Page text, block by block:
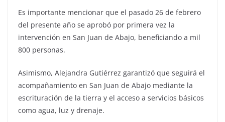
Es importante mencionar que el pasado 26 de febrero
del presente año se aprobó por primera vez la
intervención en San Juan de Abajo, beneficiando a mil
800 personas.
Asimismo, Alejandra Gutiérrez garantizó que seguirá el
acompañamiento en San Juan de Abajo mediante la
escrituración de la tierra y el acceso a servicios básicos
como agua, luz y drenaje.